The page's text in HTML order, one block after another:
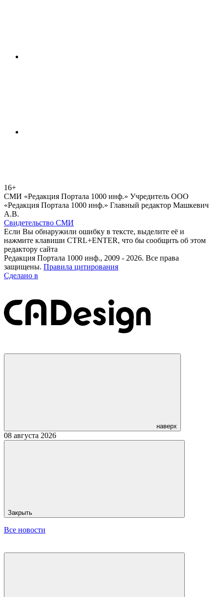
16+
СМИ «Редакция Портала 1000 инф.» Учредитель ООО
«Редакция Портала 1000 инф.» Главный редактор Машкевич
А.В.
Свидетельство СМИ
Если Вы обнаружили ошибку в тексте, выделите её и
нажмите клавиши CTRL+ENTER, что бы сообщить об этом
редактору сайта
Редакция Портала 1000 инф., 2009 - 2026. Все права
защищены. Правила цитирования
Сделано в
наверх
08 августа 2026
Закрыть
Все новости